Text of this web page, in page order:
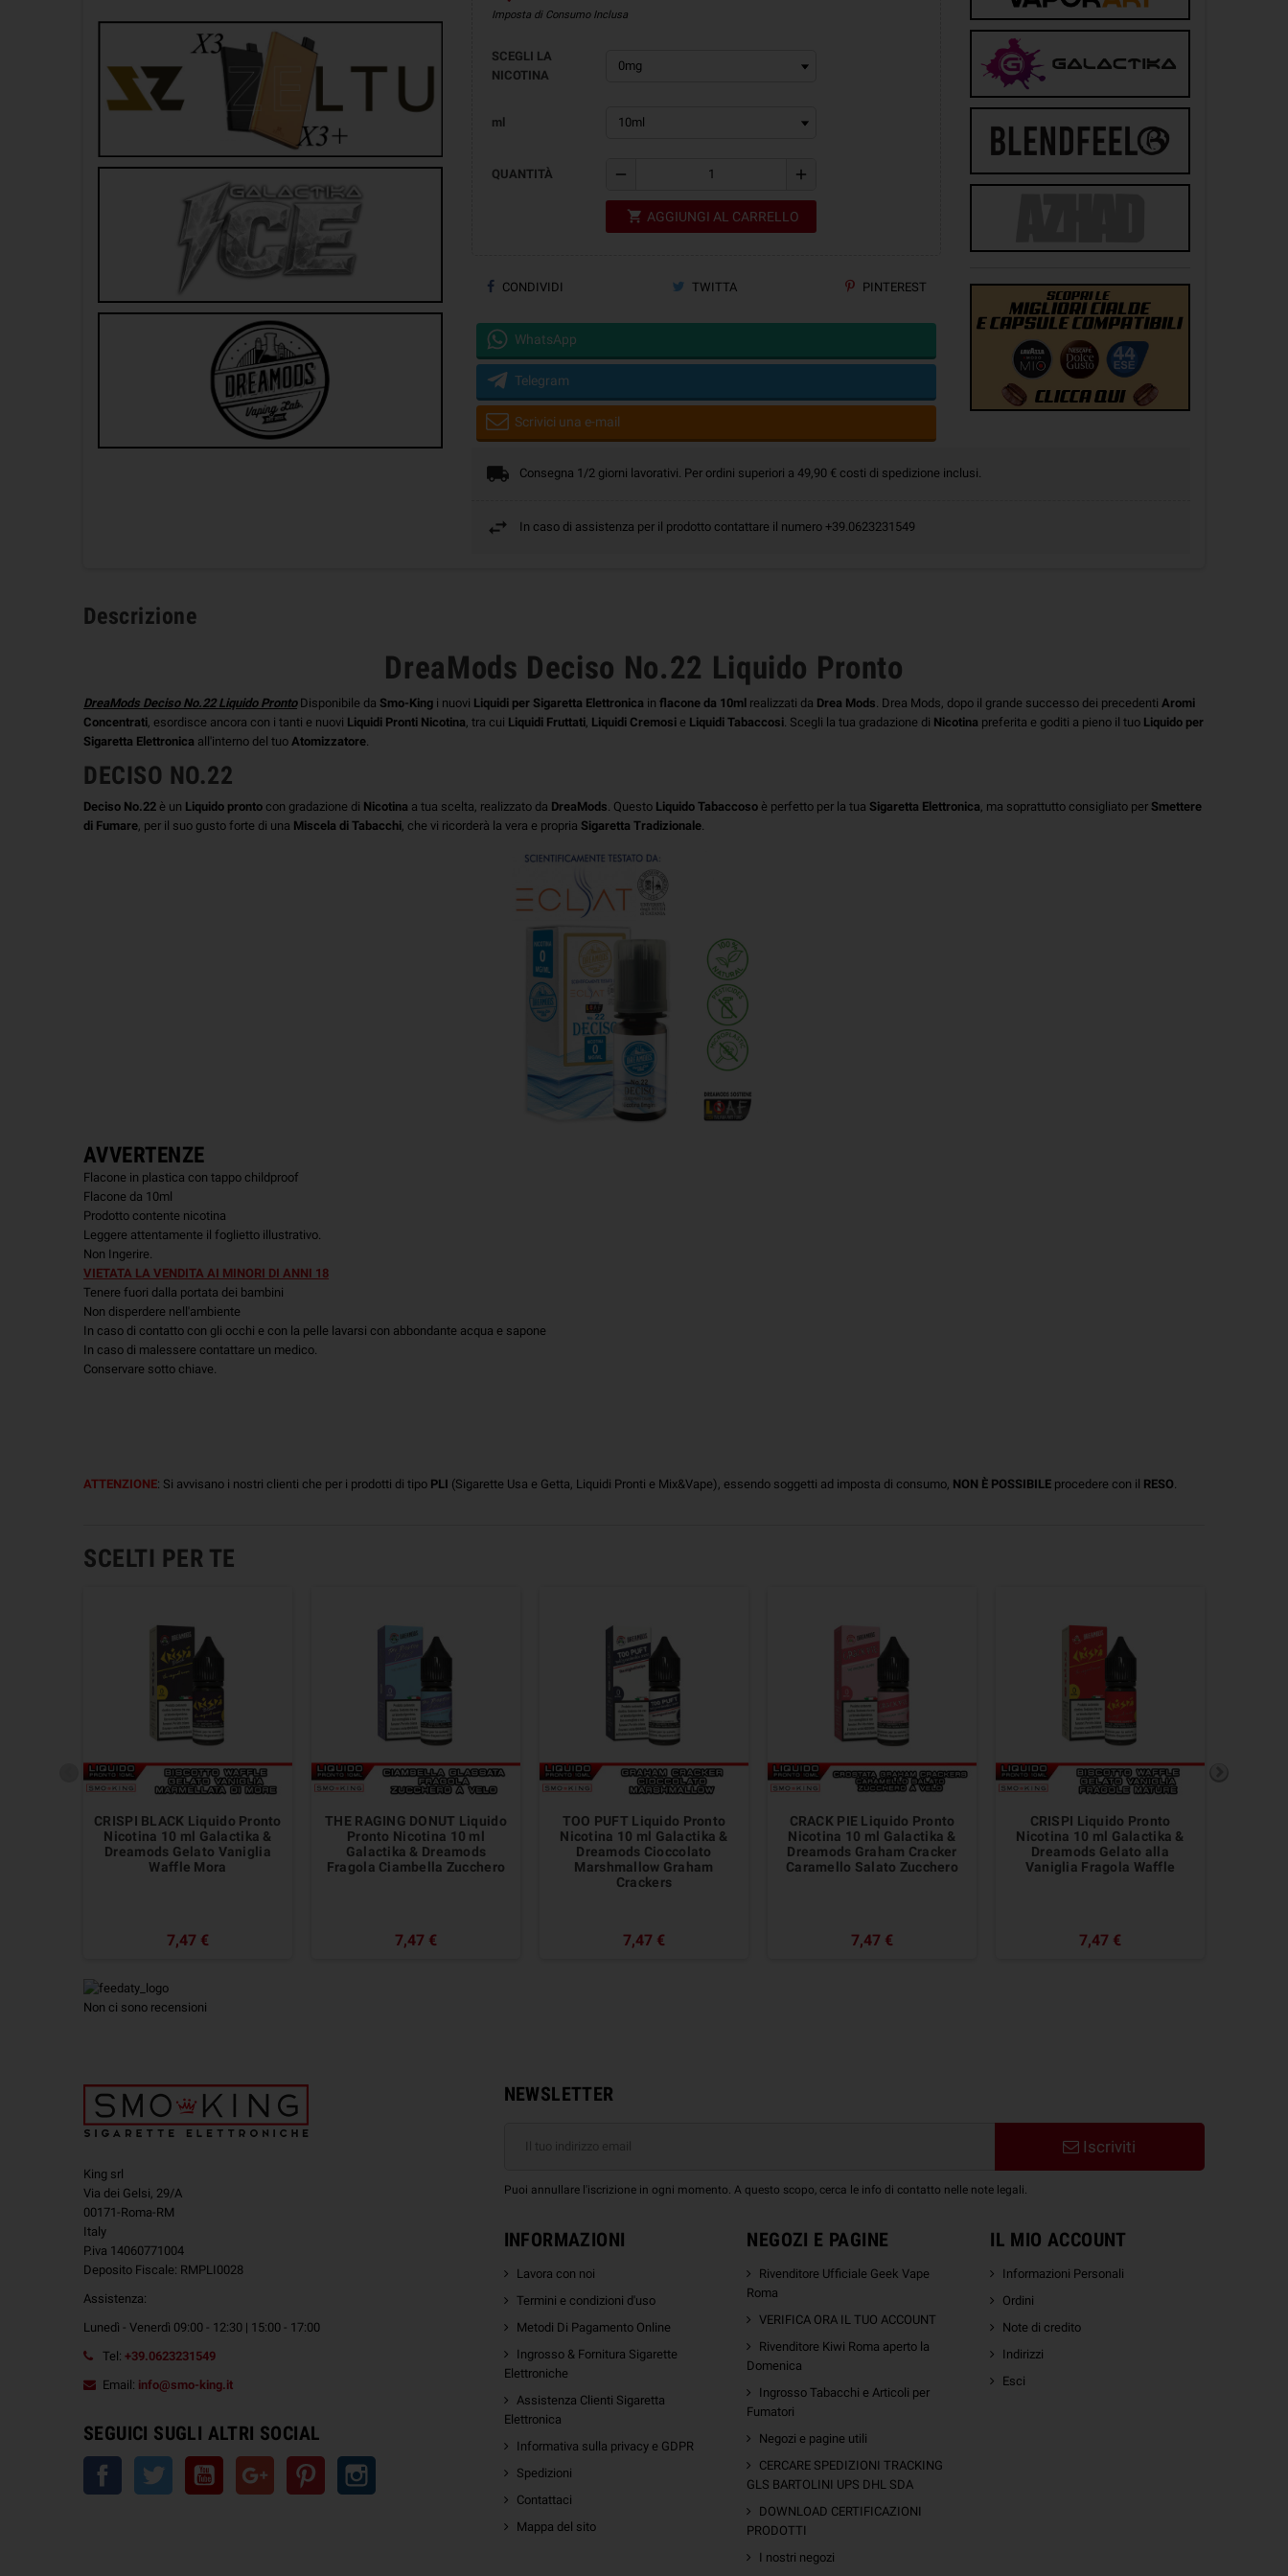
Imposta di Consumo Inclusa
SCEGLI LA
NICOTINA
ml
QUANTITÀ remove add
shopping_cart AGGIUNGI AL CARRELLO
CONDIVIDI TWITTA PINTEREST
WhatsApp
Telegram
Scrivici una e-mail
Consegna 1/2 giorni lavorativi. Per ordini superiori a 49,90 € costi di spedizione inclusi.
In caso di assistenza per il prodotto contattare il numero +39.0623231549
Descrizione
DreaMods Deciso No.22 Liquido Pronto
DreaMods Deciso No.22 Liquido ProntoDisponibile da Smo-King i nuovi Liquidi per Sigaretta Elettronica in flacone da 10ml realizzati da Drea Mods . Drea Mods, dopo il grande successo dei precedenti Aromi
Concentrati , esordisce ancora con i tanti e nuovi Liquidi Pronti Nicotina , tra cui Liquidi Fruttati Liquidi Cremosi e Liquidi Tabaccosi Scegli la tua gradazione di Nicotina preferita e goditi a pieno il tuo Liquido per
Sigaretta Elettronica all'interno del tuo Atomizzatore
DECISO NO.22
Deciso No.22 è un Liquido pronto con gradazione di Nicotina a tua scelta, realizzato da DreaMods . Questo Liquido Tabaccoso è perfetto per la tua Sigaretta Elettronica , ma soprattutto consigliato per Smettere
di Fumare , per il suo gusto forte di una Miscela di Tabacchi , che vi ricorderà la vera e propria Sigaretta Tradizionale
AVVERTENZE
Flacone in plastica con tappo childproof
Flacone da 10ml
Prodotto contente nicotina
Leggere attentamente il foglietto illustrativo.
Non Ingerire.
VIETATA LA VENDITA AI MINORI DI ANNI 18
Tenere fuori dalla portata dei bambini
Non disperdere nell'ambiente
In caso di contatto con gli occhi e con la pelle lavarsi con abbondante acqua e sapone
In caso di malessere contattare un medico.
Conservare sotto chiave.
ATTENZIONE: Si avvisano i nostri clienti che per i prodotti di tipo PLI (Sigarette Usa e Getta, Liquidi Pronti e Mix&Vape), essendo soggetti ad imposta di consumo, NON È POSSIBILE procedere con il RESO
SCELTI PER TE
CRISPI BLACK Liquido Pronto
Nicotina 10 ml Galactika &
Dreamods Gelato Vaniglia
Waffle Mora
7,47 €
THE RAGING DONUT Liquido
Pronto Nicotina 10 ml
Galactika & Dreamods
Fragola Ciambella Zucchero
7,47 €
TOO PUFT Liquido Pronto
Nicotina 10 ml Galactika &
Dreamods Cioccolato
Marshmallow Graham
Crackers
7,47 €
CRACK PIE Liquido Pronto
Nicotina 10 ml Galactika &
Dreamods Graham Cracker
Caramello Salato Zucchero
7,47 €
CRISPI Liquido Pronto
Nicotina 10 ml Galactika &
Dreamods Gelato alla
Vaniglia Fragola Waffle
7,47 €
Non ci sono recensioni
King srl
Via dei Gelsi, 29/A
00171-Roma-RM
Italy
P.iva 14060771004
Deposito Fiscale: RMPLI0028
Assistenza:
Lunedì - Venerdì 09:00 - 12:30 | 15:00 - 17:00
Tel: +39.0623231549
Email: info@smo-king.it
SEGUICI SUGLI ALTRI SOCIAL
Facebook Twitter YouTube Google+ Pinterest
NEWSLETTER
Iscriviti
Puoi annullare l'iscrizione in ogni momento. A questo scopo, cerca le info di contatto nelle note legali.
INFORMAZIONI
Lavora con noi
Termini e condizioni d'uso
Metodi Di Pagamento Online
Ingrosso & Fornitura Sigarette
Elettroniche
Assistenza Clienti Sigaretta
Elettronica
Informativa sulla privacy e GDPR
Spedizioni
Contattaci
Mappa del sito
NEGOZI E PAGINE
Rivenditore Ufficiale Geek Vape
Roma
VERIFICA ORA IL TUO ACCOUNT
Rivenditore Kiwi Roma aperto la
Domenica
Ingrosso Tabacchi e Articoli per
Fumatori
Negozi e pagine utili
CERCARE SPEDIZIONI TRACKING
GLS BARTOLINI UPS DHL SDA
DOWNLOAD CERTIFICAZIONI
PRODOTTI
I nostri negozi
IL MIO ACCOUNT
Informazioni Personali
Ordini
Note di credito
Indirizzi
Esci